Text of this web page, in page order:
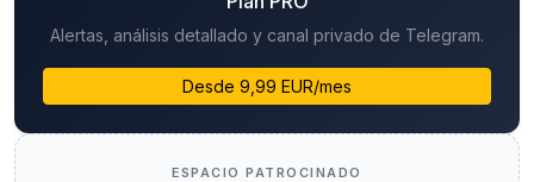
Alertas, análisis detallado y canal privado de Telegram.
Desde 9,99 EUR/mes
ESPACIO PATROCINADO